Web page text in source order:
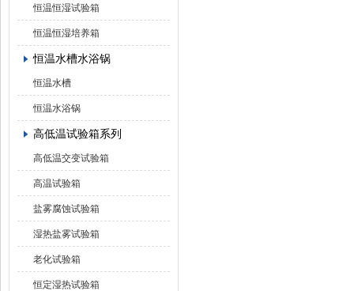
恒温恒湿试验箱
恒温恒湿培养箱
恒温水槽水浴锅
恒温水槽
恒温水浴锅
高低温试验箱系列
高低温交变试验箱
高温试验箱
盐雾腐蚀试验箱
湿热盐雾试验箱
老化试验箱
恒定湿热试验箱